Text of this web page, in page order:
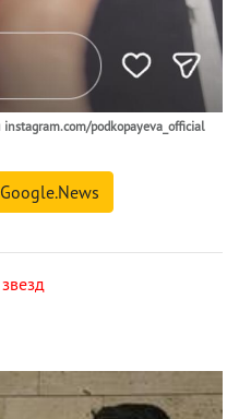
instagram.com/podkopayeva_official